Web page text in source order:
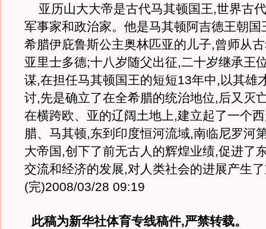
亚历山大大帝是古代马其顿国王,世界古
军事家和政治家。他是马其顿阿吉德王朝国
希腊伊庇鲁斯公主奥林匹亚的儿子,曾师从
亚里士多德;十八岁随父出征,二十岁继承王
谋,在担任马其顿国王的短短13年中,以其雄
讨,先是确立了在全希腊的统治地位,后又灭
在横跨欧、亚的辽阔土地上,建立起了一个
腊、马其顿,东到印度恒河流域,南临尼罗河
大帝国,创下了前无古人的辉煌业绩,促进了
交流和经济的发展,对人类社会的进展产生
(完)2008/03/28 09:19
此稿为新华社体育专线稿件,严禁转载。